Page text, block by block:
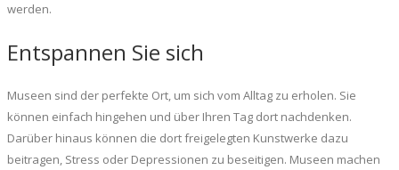
werden.
Entspannen Sie sich
Museen sind der perfekte Ort, um sich vom Alltag zu erholen. Sie
können einfach hingehen und über Ihren Tag dort nachdenken.
Darüber hinaus können die dort freigelegten Kunstwerke dazu
beitragen, Stress oder Depressionen zu beseitigen. Museen machen